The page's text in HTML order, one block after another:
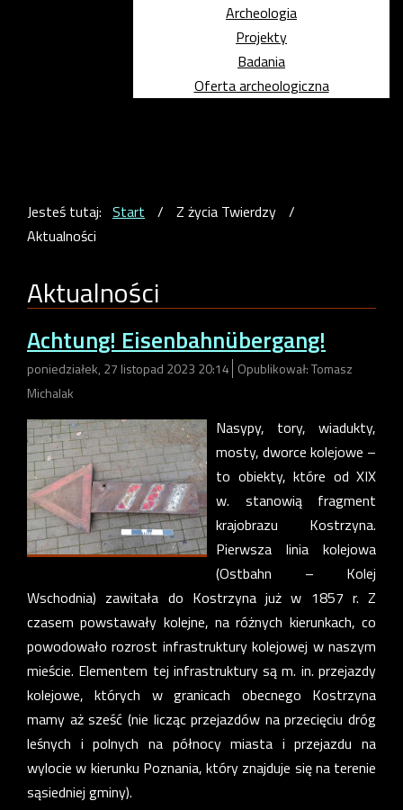
Archeologia
Projekty
Badania
Oferta archeologiczna
Jesteś tutaj: Start / Z życia Twierdzy /
Aktualności
Aktualności
Achtung! Eisenbahnübergang!
poniedziałek, 27 listopad 2023 20:14 Opublikował: Tomasz
Michalak
Nasypy, tory, wiadukty,
mosty, dworce kolejowe –
to obiekty, które od XIX
w. stanowią fragment
krajobrazu Kostrzyna.
Pierwsza linia kolejowa
(Ostbahn – Kolej
Wschodnia) zawitała do Kostrzyna już w 1857 r. Z
czasem powstawały kolejne, na różnych kierunkach, co
powodowało rozrost infrastruktury kolejowej w naszym
mieście. Elementem tej infrastruktury są m. in. przejazdy
kolejowe, których w granicach obecnego Kostrzyna
mamy aż sześć (nie licząc przejazdów na przecięciu dróg
leśnych i polnych na północy miasta i przejazdu na
wylocie w kierunku Poznania, który znajduje się na terenie
sąsiedniej gminy).